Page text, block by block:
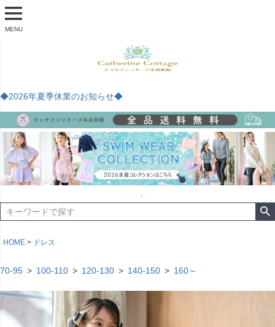
MENU
◆2026年夏季休業のお知らせ◆
HOME ドレス
70-95 100-110 120-130 140-150 160～